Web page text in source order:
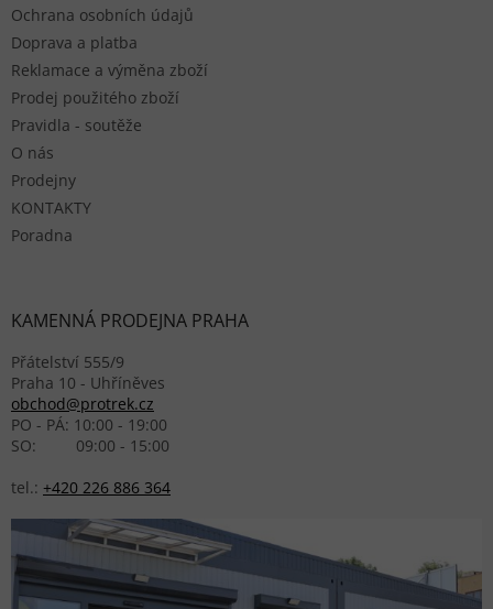
Ochrana osobních údajů
Doprava a platba
Reklamace a výměna zboží
Prodej použitého zboží
Pravidla - soutěže
O nás
Prodejny
KONTAKTY
Poradna
KAMENNÁ PRODEJNA PRAHA
Přátelství 555/9
Praha 10 - Uhříněves
obchod@protrek.cz
PO - PÁ: 10:00 - 19:00
SO: 09:00 - 15:00
tel.: +420 226 886 364